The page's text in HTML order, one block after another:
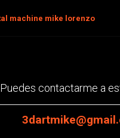
Puedes contactarme a